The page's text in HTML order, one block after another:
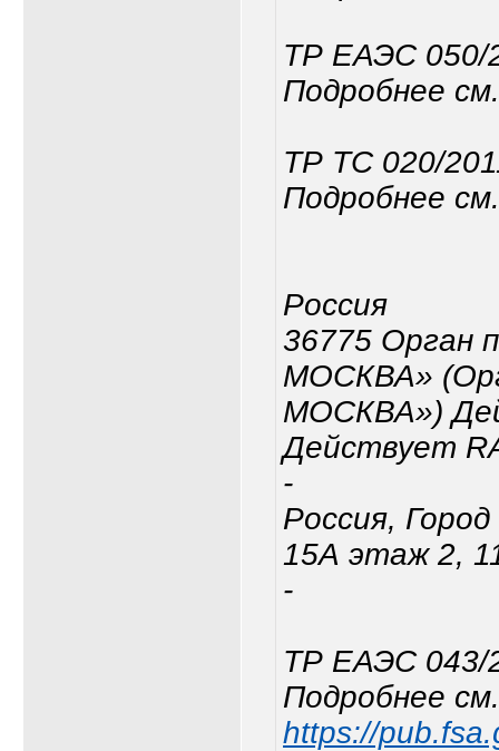
ТР ЕАЭС 050/
Подробнее
ТР ТС 020/
Подробнее
Россия
36775 Орган
МОСКВА»
МОСКВА»)
Действует
-
Россия,
15А этаж 2,
-
ТР ЕАЭС 043/
Подробнее
https://